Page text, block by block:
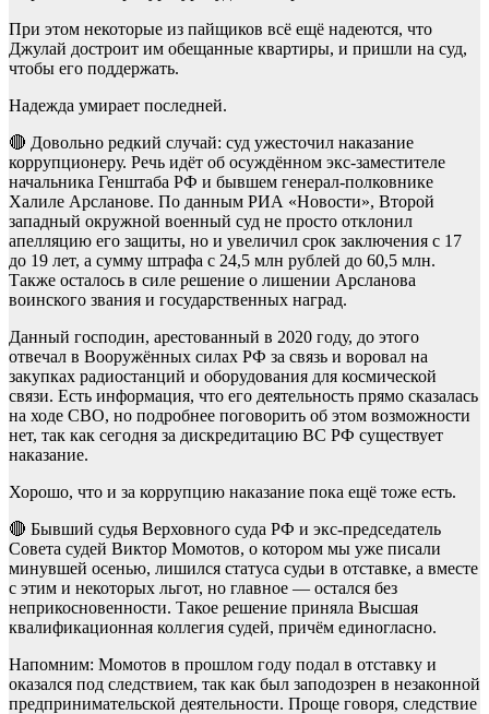
При этом некоторые из пайщиков всё ещё надеются, что
Джулай достроит им обещанные квартиры, и пришли на суд,
чтобы его поддержать.
Надежда умирает последней.
🔴 Довольно редкий случай: суд ужесточил наказание
коррупционеру. Речь идёт об осуждённом экс-заместителе
начальника Генштаба РФ и бывшем генерал-полковнике
Халиле Арсланове. По данным РИА «Новости», Второй
западный окружной военный суд не просто отклонил
апелляцию его защиты, но и увеличил срок заключения с 17
до 19 лет, а сумму штрафа с 24,5 млн рублей до 60,5 млн.
Также осталось в силе решение о лишении Арсланова
воинского звания и государственных наград.
Данный господин, арестованный в 2020 году, до этого
отвечал в Вооружённых силах РФ за связь и воровал на
закупках радиостанций и оборудования для космической
связи. Есть информация, что его деятельность прямо сказалась
на ходе СВО, но подробнее поговорить об этом возможности
нет, так как сегодня за дискредитацию ВС РФ существует
наказание.
Хорошо, что и за коррупцию наказание пока ещё тоже есть.
🔴 Бывший судья Верховного суда РФ и экс-председатель
Совета судей Виктор Момотов, о котором мы уже писали
минувшей осенью, лишился статуса судьи в отставке, а вместе
с этим и некоторых льгот, но главное — остался без
неприкосновенности. Такое решение приняла Высшая
квалификационная коллегия судей, причём единогласно.
Напомним: Момотов в прошлом году подал в отставку и
оказался под следствием, так как был заподозрен в незаконной
предпринимательской деятельности. Проще говоря, следствие